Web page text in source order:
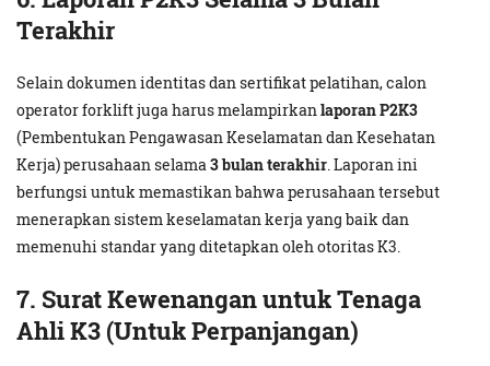
Terakhir
Selain dokumen identitas dan sertifikat pelatihan, calon
operator forklift juga harus melampirkanlaporan P2K3
(Pembentukan Pengawasan Keselamatan dan Kesehatan
Kerja) perusahaan selama3 bulan terakhir. Laporan ini
berfungsi untuk memastikan bahwa perusahaan tersebut
menerapkan sistem keselamatan kerja yang baik dan
memenuhi standar yang ditetapkan oleh otoritas K3.
7. Surat Kewenangan untuk Tenaga
Ahli K3 (Untuk Perpanjangan)